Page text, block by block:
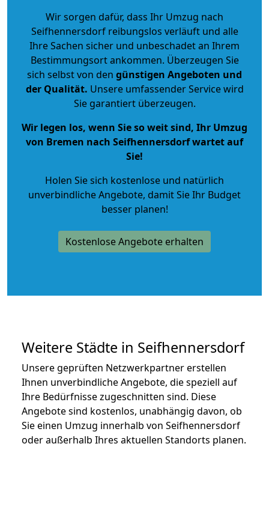
Wir sorgen dafür, dass Ihr Umzug nach
Seifhennersdorf reibungslos verläuft und alle
Ihre Sachen sicher und unbeschadet an Ihrem
Bestimmungsort ankommen. Überzeugen Sie
sich selbst von den günstigen Angeboten und
der Qualität. Unsere umfassender Service wird
Sie garantiert überzeugen.
Wir legen los, wenn Sie so weit sind, Ihr Umzug
von Bremen nach Seifhennersdorf wartet auf
Sie!
Holen Sie sich kostenlose und natürlich
unverbindliche Angebote, damit Sie Ihr Budget
besser planen!
Kostenlose Angebote erhalten
Weitere Städte in Seifhennersdorf
Unsere geprüften Netzwerkpartner erstellen
Ihnen unverbindliche Angebote, die speziell auf
Ihre Bedürfnisse zugeschnitten sind. Diese
Angebote sind kostenlos, unabhängig davon, ob
Sie einen Umzug innerhalb von Seifhennersdorf
oder außerhalb Ihres aktuellen Standorts planen.